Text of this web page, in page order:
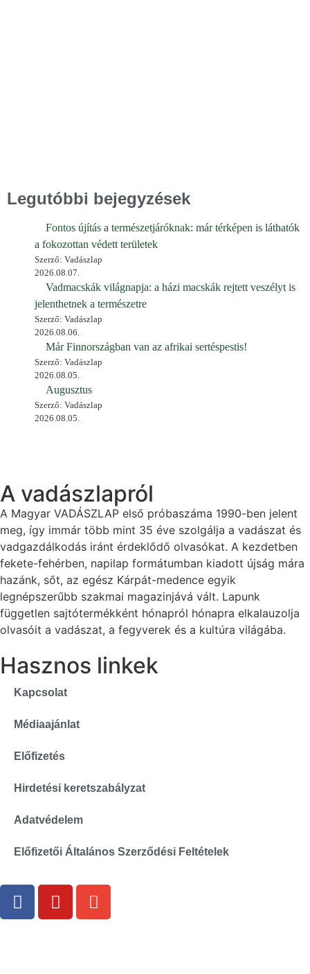
Legutóbbi bejegyzések
Fontos újítás a természetjáróknak: már térképen is láthatók
a fokozottan védett területek
Szerző: Vadászlap
2026.08.07.
Vadmacskák világnapja: a házi macskák rejtett veszélyt is
jelenthetnek a természetre
Szerző: Vadászlap
2026.08.06.
Már Finnországban van az afrikai sertéspestis!
Szerző: Vadászlap
2026.08.05.
Augusztus
Szerző: Vadászlap
2026.08.05.
A vadászlapról
A Magyar VADÁSZLAP első próbaszáma 1990-ben jelent
meg, így immár több mint 35 éve szolgálja a vadászat és
vadgazdálkodás iránt érdeklődő olvasókat. A kezdetben
fekete-fehérben, napilap formátumban kiadott újság mára
hazánk, sőt, az egész Kárpát-medence egyik
legnépszerűbb szakmai magazinjává vált. Lapunk
független sajtótermékként hónapról hónapra elkalauzolja
olvasóit a vadászat, a fegyverek és a kultúra világába.
Hasznos linkek
Kapcsolat
Médiaajánlat
Előfizetés
Hirdetési keretszabályzat
Adatvédelem
Előfizetői Általános Szerződési Feltételek